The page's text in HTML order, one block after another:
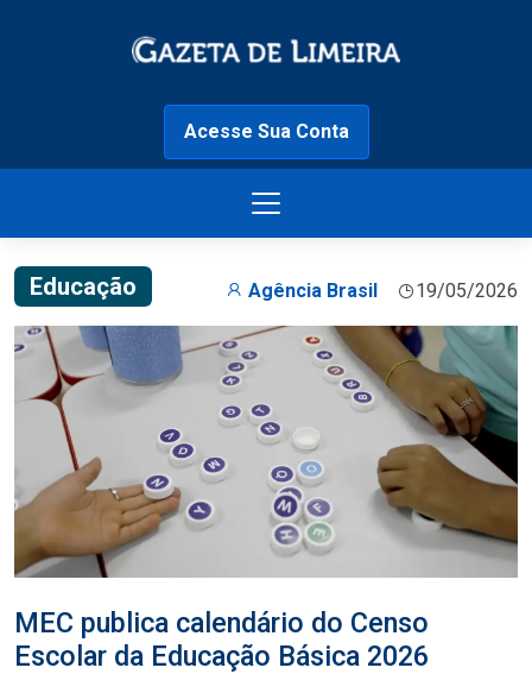
Acesse Sua Conta
Educação Agência Brasil 19/05/2026
MEC publica calendário do Censo
Escolar da Educação Básica 2026